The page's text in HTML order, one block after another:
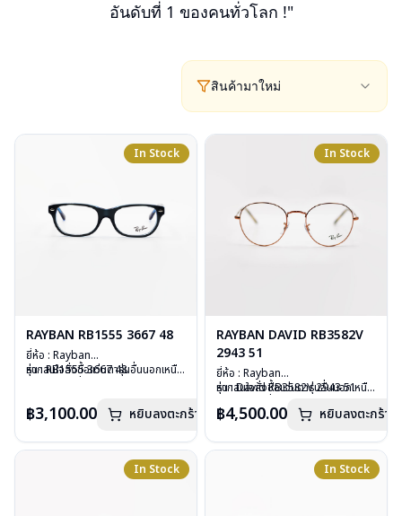
อันดับที่ 1 ของคนทั่วโลก !"
สินค้ามาใหม่
In Stock
RAYBAN RB1555 3667 48
ยี่ห้อ : Rayban
รุ่น : RB1555 3667 48
บานพับ : ไม่มีสปริง
อุปกรณ์ : กล่องแว่น, ผ้าเช็ดแว่น, คู่มือ
การรับประกัน : 2 ปี (ประกันศูนย์
หากสนใจสั่งชื้อแว่นตารุ่นอื่นนอกเหนือ
฿3,100.00 หยิบลงตะกร้า
In Stock
RAYBAN DAVID RB3582V
2943 51
ยี่ห้อ : Rayban
รุ่น : David RB3582V 2943 51
เลนส์ : Demo Lens
น้ำหนัก : 18 กรัม
อุปกรณ์ : กล่องแว่น, ผ้าเช็ดแว่น, คู่มือ
การรับประกัน : 2 ปี (ประกันศูนย์
หากสนใจสั่งชื้อแว่นตารุ่นอื่นนอกเหนือ
คลิก
฿4,500.00 หยิบลงตะกร้า
In Stock In Stock